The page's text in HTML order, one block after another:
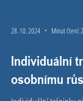
28. 10. 2024 Minut čtení: 2
Individuální